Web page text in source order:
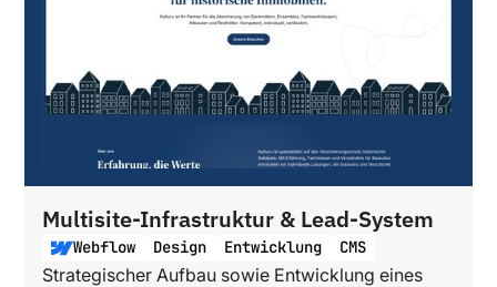
Multisite-Infrastruktur & Lead-System
Webflow Design Entwicklung CMS
Strategischer Aufbau sowie Entwicklung eines